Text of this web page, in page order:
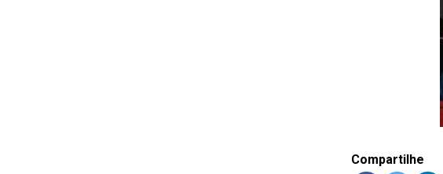
Compartilhe